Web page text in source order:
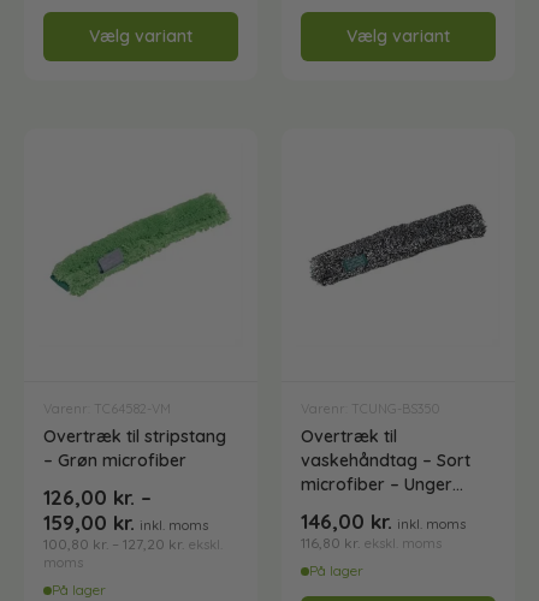
Vaske- plejemidler og polish
Køkkenrengøring
Måtter
Måtter og praktiske hjælpere
Mundstykke til støvsuger
Vælg variant Vælg variant
Varenr: TC64582-VM
Overtræk til stripstang
– Grøn microfiber
126,00 kr. –
159,00 kr. inkl. moms
100,80 kr. – 127,20 kr. ekskl.
moms
På lager
Varenr: TCUNG-BS350
Overtræk til
vaskehåndtag – Sort
microfiber – Unger
146,00 kr. inkl. moms
116,80 kr. ekskl. moms
På lager